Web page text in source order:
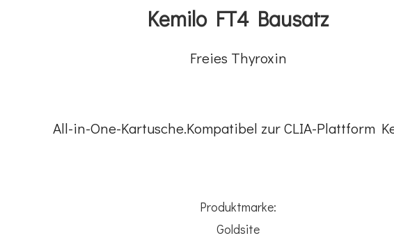
Kemilo FT4 Bausatz
Freies Thyroxin
All-in-One-Kartusche.Kompatibel zur CLIA-Plattform
Produktmarke:
Goldsite